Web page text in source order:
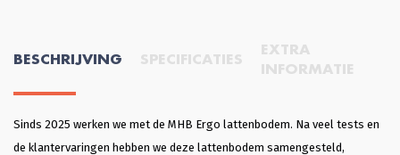
BESCHRIJVING SPECIFICATIES
EXTRA
INFORMATIE
Sinds 2025 werken we met de MHB Ergo lattenbodem. Na veel tests en
de klantervaringen hebben we deze lattenbodem samengesteld,